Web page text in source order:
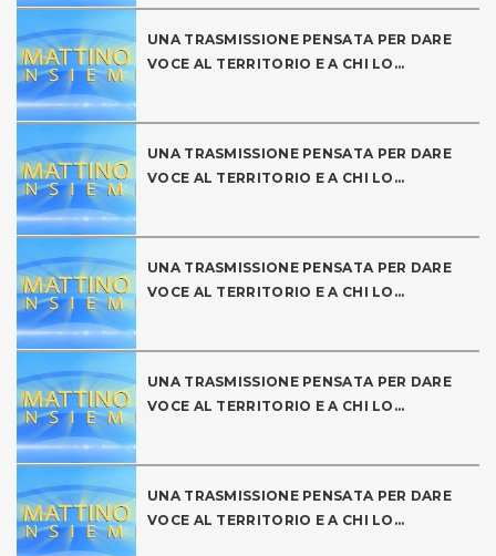
UNA TRASMISSIONE PENSATA PER DARE
VOCE AL TERRITORIO E A CHI LO...
UNA TRASMISSIONE PENSATA PER DARE
VOCE AL TERRITORIO E A CHI LO...
UNA TRASMISSIONE PENSATA PER DARE
VOCE AL TERRITORIO E A CHI LO...
UNA TRASMISSIONE PENSATA PER DARE
VOCE AL TERRITORIO E A CHI LO...
UNA TRASMISSIONE PENSATA PER DARE
VOCE AL TERRITORIO E A CHI LO...